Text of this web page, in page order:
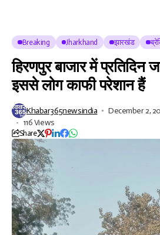
Breaking Jharkhand झारखंड
हिरणपुर बाजार में प्रतिदिन
इससे लोग काफी परेशान हैं
Khabar365newsindia December 2,
116 Views
Share